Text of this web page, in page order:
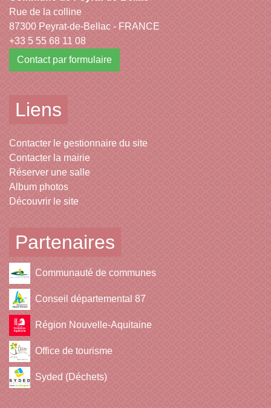
Rue de la colline
87300 Peyrat-de-Bellac - FRANCE
+33 5 55 68 11 08
Contact par formulaire
Liens
Contacter le gestionnaire du site
Contacter la mairie
Réserver une salle
Album photos
Découvrir le site
Partenaires
Communauté de communes
Conseil départemental 87
Région Nouvelle-Aquitaine
Office de tourisme
Syded (Déchets)